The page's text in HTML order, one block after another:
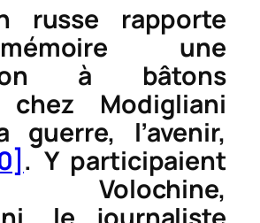
russe rapporte
une
à bâtons
chez Modigliani
l’avenir,
. Y participaient
Volochine,